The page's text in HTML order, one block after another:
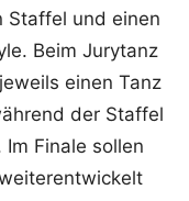
Staffel und einen
Beim Jurytanz
einen Tanz
der Staffel
Finale sollen